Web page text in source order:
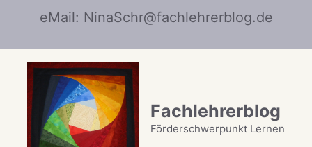
eMail: NinaSchr@fachlehrerblog.de
Fachlehrerblog
Förderschwerpunkt Lernen